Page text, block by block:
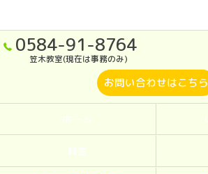
0584-91-8764
笠木教室(現在は事務のみ)
お問い合わせはこちら